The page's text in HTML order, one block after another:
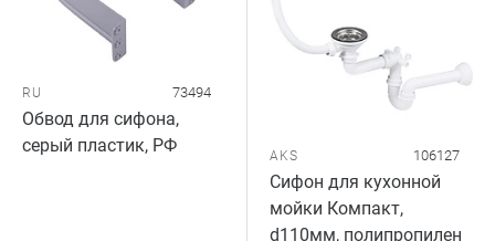
RU 73494
Обвод для сифона,
серый пластик, РФ
AKS 106127
Сифон для кухонной
мойки Компакт,
d110мм, полипропилен